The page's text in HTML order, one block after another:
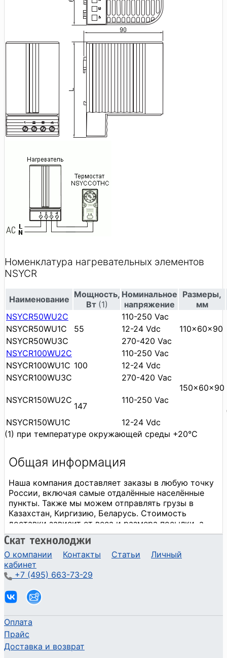
Номенклатура нагревательных элементов
NSYCR
Наименование Мощность,
Вт (1)
Номинальное
напряжение
Размеры,
мм
NSYCR50WU2C
55
110-250 Vac
110x60x90
NSYCR50WU1C
12-24 Vdc
NSYCR50WU3C
270-420 Vac
NSYCR100WU2C
100
110-250 Vac
150x60x90
NSYCR100WU1C
12-24 Vdc
NSYCR100WU3C
270-420 Vac
NSYCR150WU2C
147
110-250 Vac
NSYCR150WU1C
12-24 Vdc
(1) при температуре окружающей среды +20°С
О компании Контакты Статьи
Личный
кабинет
+7 (495) 663-73-29
Оплата
Прайс
Доставка и возврат